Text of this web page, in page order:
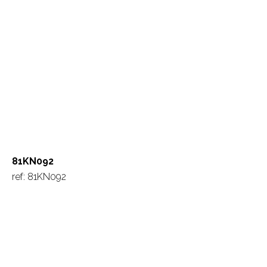
81KN092
ref: 81KN092